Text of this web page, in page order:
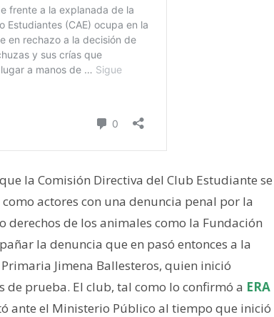
la Comisión Directiva del Club Estudiante se
actores con una denuncia penal por la
derechos de los animales como la Fundación
la denuncia que en pasó entonces a la
Jimena Ballesteros, quien inició
prueba. El club, tal como lo confirmó a ERA
ante el Ministerio Público al tiempo que inició